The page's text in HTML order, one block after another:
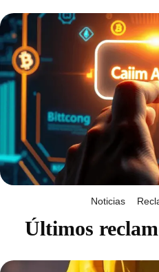
Noticias
Últimos